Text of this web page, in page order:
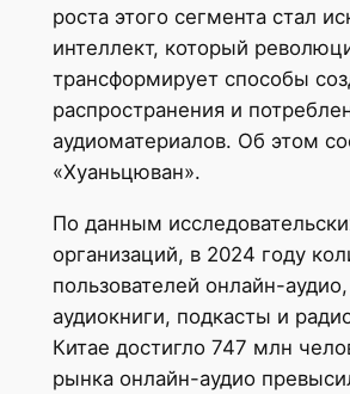
роста этого сегмента стал
интеллект, который
трансформирует способы
распространения и
аудиоматериалов. Об этом
«Хуаньцюван».
По данным
организаций, в 2024 году
пользователей онлайн-
аудиокниги, подкасты и
Китае достигло 747 млн
рынка онлайн-аудио